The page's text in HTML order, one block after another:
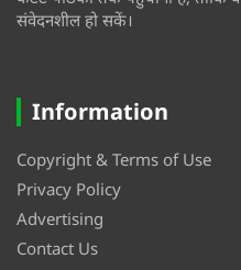
संवेदनशील हो सकें।
Information
Copyright & Terms of Use
Privacy Policy
Advertising
Contact Us